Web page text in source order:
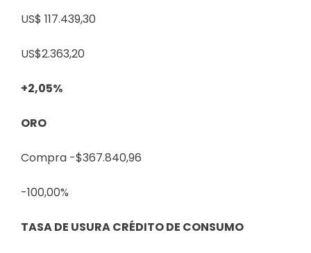
US$ 117.439,30
US$2.363,20
+2,05%
ORO
Compra -$367.840,96
-100,00%
TASA DE USURA CRÉDITO DE CONSUMO